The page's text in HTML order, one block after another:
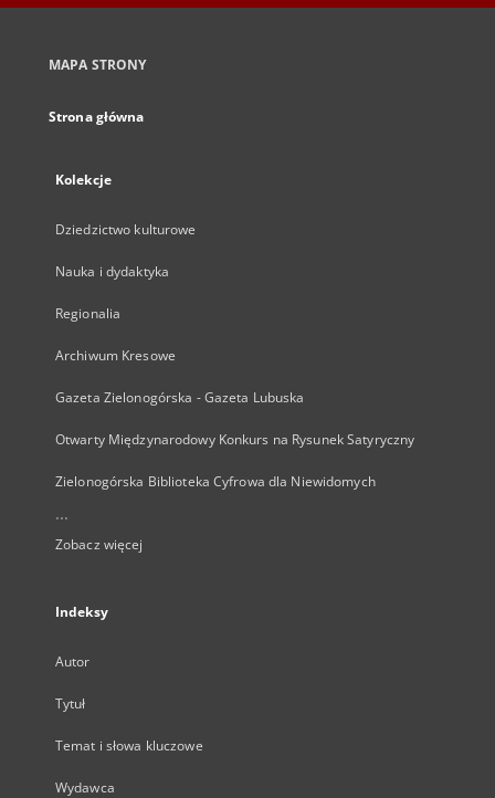
MAPA STRONY
Strona główna
Kolekcje
Dziedzictwo kulturowe
Nauka i dydaktyka
Regionalia
Archiwum Kresowe
Gazeta Zielonogórska - Gazeta Lubuska
Otwarty Międzynarodowy Konkurs na Rysunek Satyryczny
Zielonogórska Biblioteka Cyfrowa dla Niewidomych
...
Zobacz więcej
Indeksy
Autor
Tytuł
Temat i słowa kluczowe
Wydawca